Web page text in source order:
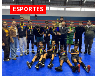
ESPORTES